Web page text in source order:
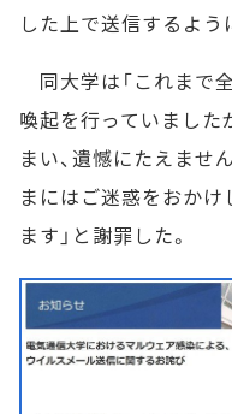
した上で送信するよう
同大学は「これまで
喚起を行っていました
まい、遺憾にたえませ
まにはご迷惑をおか
ます」と謝罪した。